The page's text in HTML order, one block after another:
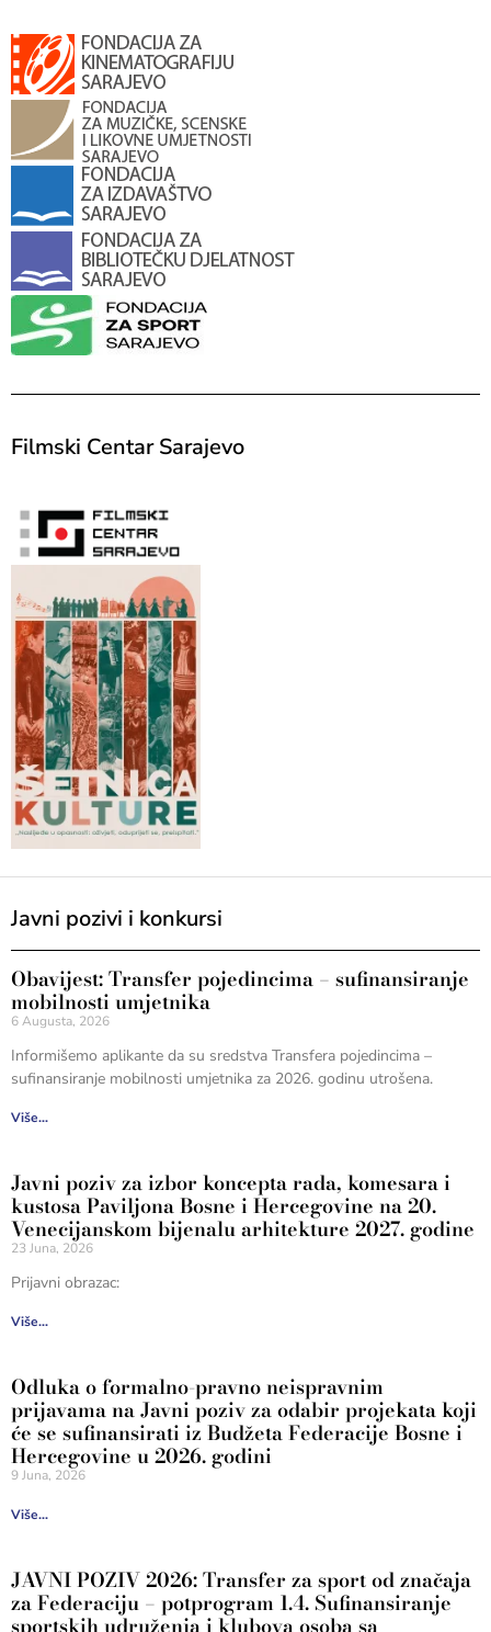
Filmski Centar Sarajevo
Javni pozivi i konkursi
Obavijest: Transfer pojedincima – sufinansiranje
mobilnosti umjetnika
6 Augusta, 2026
Informišemo aplikante da su sredstva Transfera pojedincima –
sufinansiranje mobilnosti umjetnika za 2026. godinu utrošena.
Više...
Javni poziv za izbor koncepta rada, komesara i
kustosa Paviljona Bosne i Hercegovine na 20.
Venecijanskom bijenalu arhitekture 2027. godine
23 Juna, 2026
Prijavni obrazac:
Više...
Odluka o formalno-pravno neispravnim
prijavama na Javni poziv za odabir projekata koji
će se sufinansirati iz Budžeta Federacije Bosne i
Hercegovine u 2026. godini
9 Juna, 2026
Više...
JAVNI POZIV 2026: Transfer za sport od značaja
za Federaciju – potprogram 1.4. Sufinansiranje
sportskih udruženja i klubova osoba sa